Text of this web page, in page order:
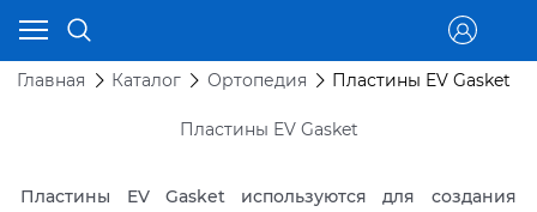
Главная Каталог Ортопедия Пластины EV Gasket
Пластины EV Gasket
Пластины EV Gasket используются для создания